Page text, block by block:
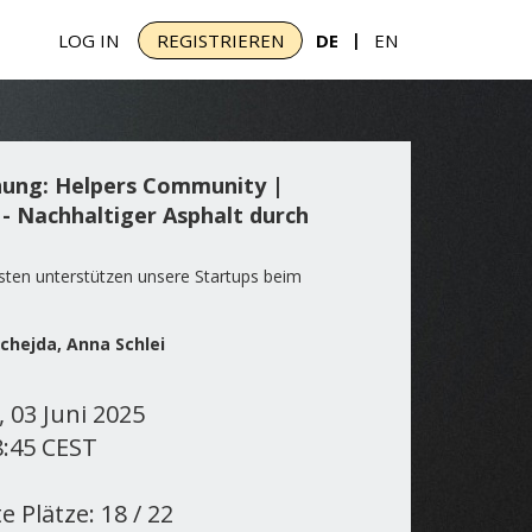
LOG IN REGISTRIEREN DE | EN
Helpers Community |
- Nachhaltiger Asphalt durch
unterstützen unsere Startups beim
Anna Schlei
03 Juni 2025
CEST
Plätze: 18 / 22